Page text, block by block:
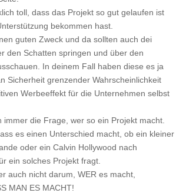
toll, dass das Projekt so gut gelaufen ist
bekommen hast.
guten Zweck und da sollten auch dei
den Schatten springen und über den
In deinem Fall haben diese es ja
Sicherheit grenzender Wahrscheinlichkeit
Werbeeffekt für die Unternehmen selbst
immer die Frage, wer so ein Projekt macht.
es einen Unterschied macht, ob ein kleiner
oder ein Calvin Hollywood nach
ein solches Projekt fragt.
auch nicht darum, WER es macht,
MAN ES MACHT!